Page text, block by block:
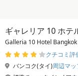
ギャレリア 10 ホテ
Galleria 10 Hotel Bangkok
クチコミ
バンコク(タイ)周辺マッ